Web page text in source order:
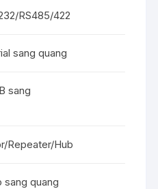
RS485/422
sang quang
sang
Repeater/Hub
sang quang